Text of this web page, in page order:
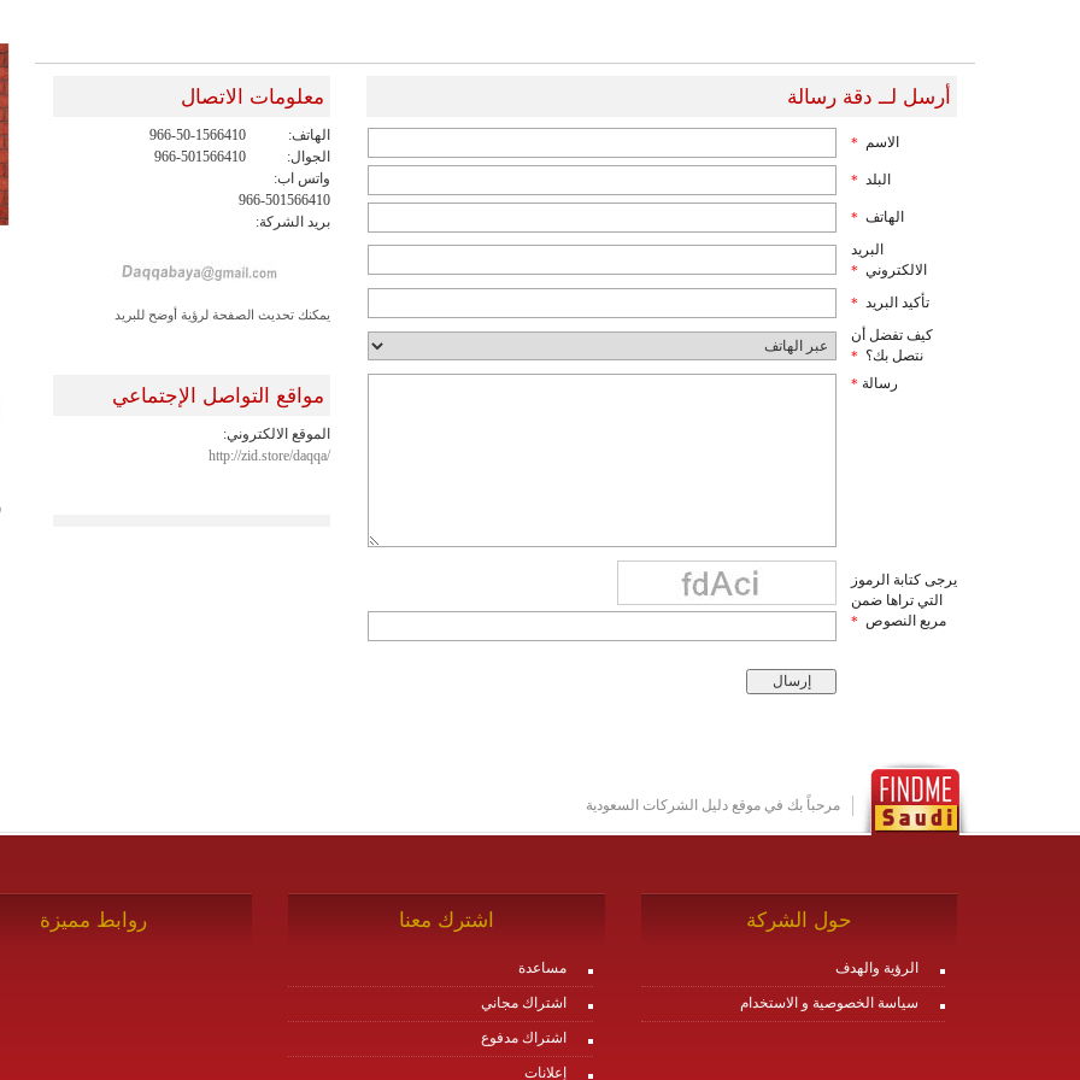
أرسل لــ دقة رسالة
الاسم *
البلد *
الهاتف *
البريد
الالكتروني *
تأكيد البريد *
كيف تفضل أن
نتصل بك؟ *
رسالة *
يرجى كتابة الرموز
التي تراها ضمن
مربع النصوص *
معلومات الاتصال
الهاتف:
966-50-1566410
الجوال:
966-501566410
واتس اب:
966-501566410
بريد الشركة:
يمكنك تحديث الصفحة لرؤية أوضح للبريد
مواقع التواصل الإجتماعي
الموقع الالكتروني:
http://zid.store/daqqa/
مرحباً بك في موقع دليل الشركات السعودية
حول الشركة
الرؤية والهدف
سياسة الخصوصية و الاستخدام
اشترك معنا
مساعدة
اشتراك مجاني
اشتراك مدفوع
إعلانات
روابط مميزة